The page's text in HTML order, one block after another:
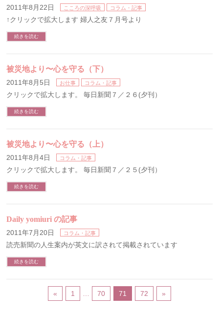
2011年8月22日 こころの深呼吸 コラム・記事
↑クリックで拡大します 婦人之友７月号より
続きを読む
被災地より〜心を守る（下）
2011年8月5日 お仕事 コラム・記事
クリックで拡大します。 毎日新聞７／２６(夕刊）
続きを読む
被災地より〜心を守る（上）
2011年8月4日 コラム・記事
クリックで拡大します。 毎日新聞７／２５(夕刊）
続きを読む
Daily yomiuri の記事
2011年7月20日 コラム・記事
読売新聞の人生案内が英文に訳されて掲載されています
続きを読む
« 1 70 71 72 »